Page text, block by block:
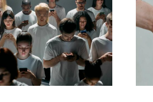
Dicas para criar
incríveis no
Facebook que
convertem